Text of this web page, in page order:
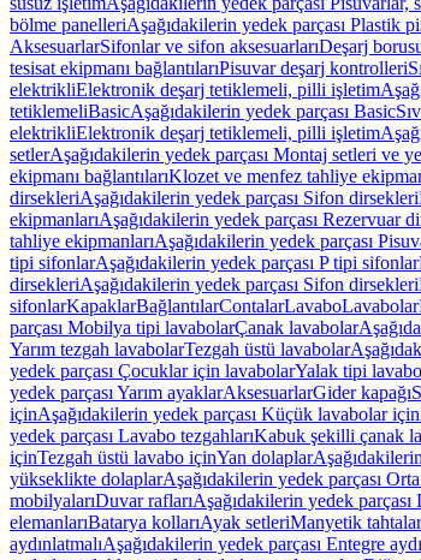
bölme panelleriAşağıdakilerin yedek parçası Plastik
AksesuarlarSifonlar ve sifon aksesuarlarıDeşarj
tesisat ekipmanı bağlantılarıPisuvar deşarj kontrolleri
elektrikliElektronik deşarj tetiklemeli, pilli işletim
tetiklemeliBasicAşağıdakilerin yedek parçası Basic
elektrikliElektronik deşarj tetiklemeli, pilli işletim
setlerAşağıdakilerin yedek parçası Montaj setleri ve
ekipmanı bağlantılarıKlozet ve menfez tahliye
dirsekleriAşağıdakilerin yedek parçası Sifon dirsekleri
ekipmanlarıAşağıdakilerin yedek parçası Rezervuar
tahliye ekipmanlarıAşağıdakilerin yedek parçası
tipi sifonlarAşağıdakilerin yedek parçası P tipi sifonlar
dirsekleriAşağıdakilerin yedek parçası Sifon dirsekleri
sifonlarKapaklarBağlantılarContalarLavaboLavabolar
parçası Mobilya tipi lavabolarÇanak lavabolar
Yarım tezgah lavabolarTezgah üstü lavabolar
yedek parçası Çocuklar için lavabolarYalak tipi
yedek parçası Yarım ayaklarAksesuarlarGider kapağı
içinAşağıdakilerin yedek parçası Küçük lavabolar için
yedek parçası Lavabo tezgahlarıKabuk şekilli çanak
içinTezgah üstü lavabo içinYan dolaplar
yükseklikte dolaplarAşağıdakilerin yedek parçası
mobilyalarıDuvar raflarıAşağıdakilerin yedek parçası
elemanlarıBatarya kollarıAyak setleriManyetik tahtalar
aydınlatmalıAşağıdakilerin yedek parçası Entegre